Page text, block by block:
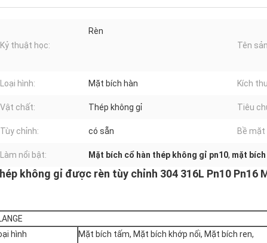
Kỷ thuật học:
Rèn
Tên
Loại hình: Mặt bích hàn Kích
Vật chất: Thép không gỉ Tiêu
Tùy chỉnh: có sẵn Bề mặt
Làm nổi bật: Mặt bích cổ hàn thép không gỉ pn10, mặt
không gỉ được rèn tùy chỉnh 304 316L Pn10 Pn16
hình
Mặt bích tấm, Mặt bích khớp nối, Mặt bích ren,